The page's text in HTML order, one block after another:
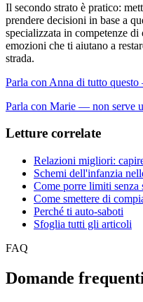
Il secondo strato è pratico:
prendere decisioni in base a
specializzata in competenze
emozioni che ti aiutano a
strada.
Parla con Anna di tutto
Parla con Marie — non serve
Letture correlate
Relazioni migliori:
Schemi dell'infanzia
Come porre limiti senza
Come smettere di
Perché ti auto-saboti
Sfoglia tutti gli articoli
FAQ
Domande